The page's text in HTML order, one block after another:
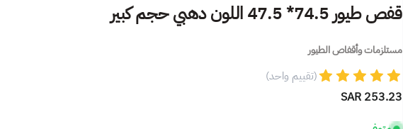
قفص طيور 74.5* 47.5 اللون دهبي حجم كبير
مستلزمات وأقفاص الطيور
(تقييم واحد)
253.23 SAR